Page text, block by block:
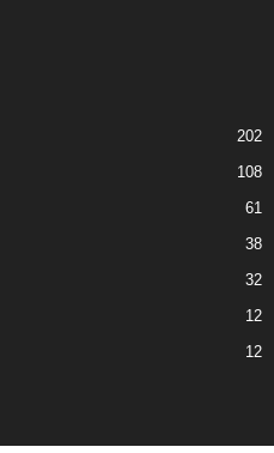
202
108
61
38
32
12
12